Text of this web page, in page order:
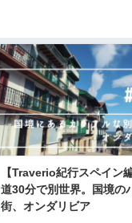
【Traverio紀行スペイン
道30分で別世界。国境の
街、オンダリビア